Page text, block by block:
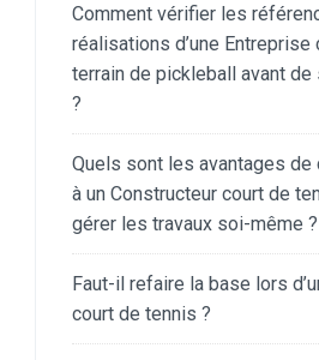
Comment vérifier les
réalisations d’une
terrain de pickleball avant de
?
Quels sont les avantages de
à un Constructeur court de
gérer les travaux soi-même ?
Faut-il refaire la base lors
court de tennis ?